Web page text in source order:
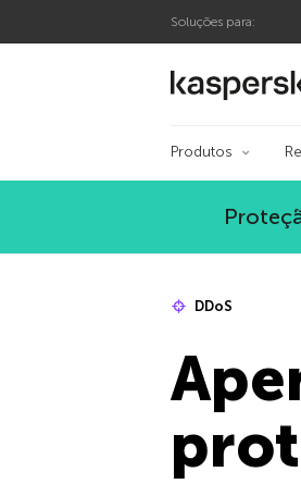
Soluções para:
Produtos
DDoS